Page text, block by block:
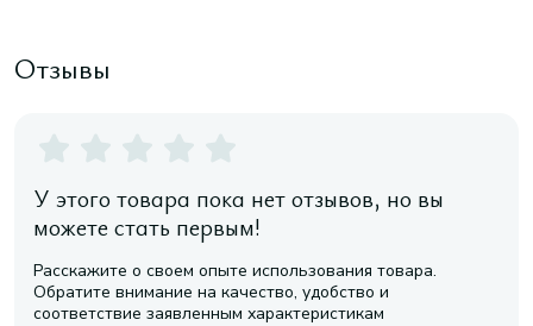
Отзывы
У этого товара пока нет отзывов, но вы
можете стать первым!
Расскажите о своем опыте использования товара.
Обратите внимание на качество, удобство и
соответствие заявленным характеристикам